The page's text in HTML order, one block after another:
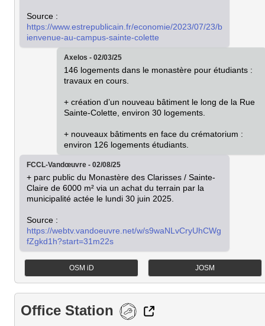
https://www.estrepublicain.fr/economie/2023/07/23/b
ienvenue-au-campus-sainte-colette
Axelos - 02/03/25
146 logements dans le monastère pour étudiants :
travaux en cours.
+ création d’un nouveau bâtiment le long de la Rue
Sainte-Colette, environ 30 logements.
+ nouveaux bâtiments en face du crématorium :
environ 126 logements étudiants.
FCCL-Vandœuvre - 02/08/25
+ parc public du Monastère des Clarisses / Sainte-
Claire de 6000 m² via un achat du terrain par la
municipalité actée le lundi 30 juin 2025.
https://webtv.vandoeuvre.net/w/s9waNLvCryUhCWg
fZgkd1h?start=31m22s
OSM iD JOSM
Office Station